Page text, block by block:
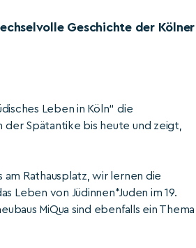
Geschichte der Kölner
Leben in Köln“ die
Spätantike bis heute und zeigt,
Rathausplatz, wir lernen die
Leben von Jüdinnen*Juden im 19.
MiQua sind ebenfalls ein Thema